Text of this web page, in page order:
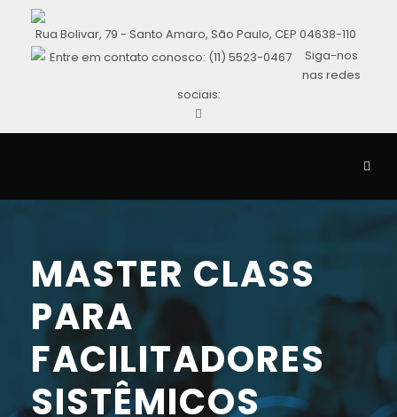
Rua Bolivar, 79 - Santo Amaro, São Paulo, CEP 04638-110
Entre em contato conosco: (11) 5523-0467
Siga-nos
nas redes
sociais:
MASTER CLASS
PARA
FACILITADORES
SISTÊMICOS